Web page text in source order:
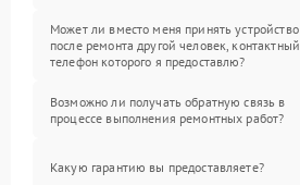
Может ли вместо меня принять устройство
после ремонта другой человек, контактный
телефон которого я предоставлю?
Возможно ли получать обратную связь в
процессе выполнения ремонтных работ?
Какую гарантию вы предоставляете?